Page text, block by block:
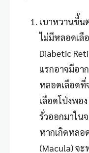
เบาหวานขึ้น
ไม่มีหลอดเลื
Diabetic
แรกอาจมีอา
หลอดเลือดที่
เลือดโป่งพอ
รั่วออกมาใน
หากเกิดหลอ
(Macula) จ